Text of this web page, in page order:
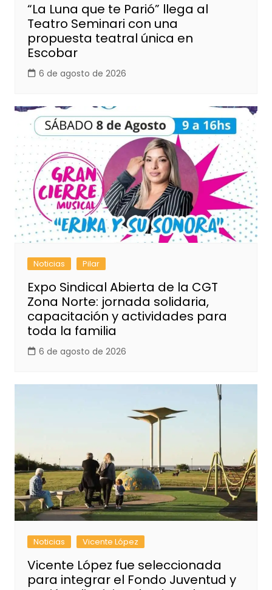
“La Luna que te Parió” llega al
Teatro Seminari con una
propuesta teatral única en
Escobar
6 de agosto de 2026
Noticias Pilar
Expo Sindical Abierta de la CGT
Zona Norte: jornada solidaria,
capacitación y actividades para
toda la familia
6 de agosto de 2026
Noticias Vicente López
Vicente López fue seleccionada
para integrar el Fondo Juventud y